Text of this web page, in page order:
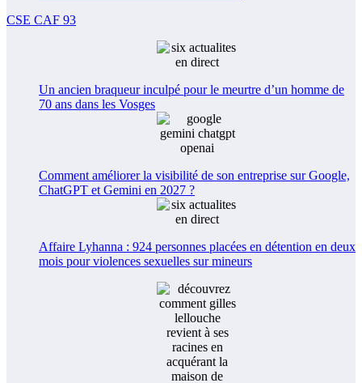
CSE CAF 93
Un ancien braqueur inculpé pour le meurtre d’un homme de
70 ans dans les Vosges
Comment améliorer la visibilité de son entreprise sur Google,
ChatGPT et Gemini en 2027 ?
Affaire Lyhanna : 924 personnes placées en détention en deux
mois pour violences sexuelles sur mineurs